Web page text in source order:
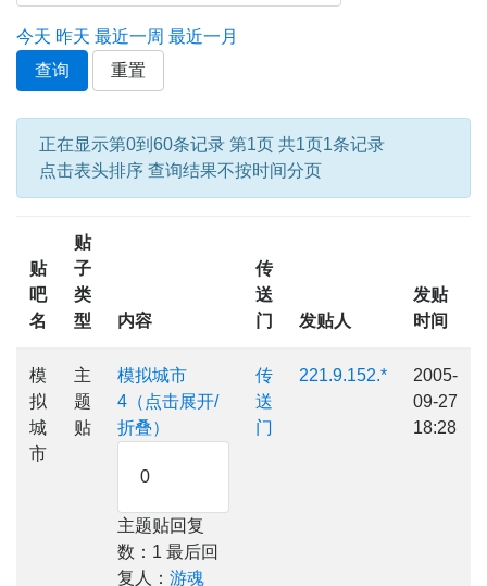
今天 昨天 最近一周 最近一月
查询
重置
正在显示第0到60条记录 第1页 共1页1条记录
点击表头排序 查询结果不按时间分页
贴
吧
名
贴
子
类
型
内容
传
送
门
发贴人
发贴
时间
模
拟
城
市
主
题
贴
模拟城市
4（点击展开/
折叠）
0
主题贴回复
数：1 最后回
复人： 游魂
传
送
门
221.9.152.*
2005-
09-27
18:28